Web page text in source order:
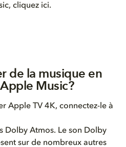
cliquez ici.
de la musique en
Music?
Apple TV 4K, connectez-le à
Dolby Atmos. Le son Dolby
sur de nombreux autres